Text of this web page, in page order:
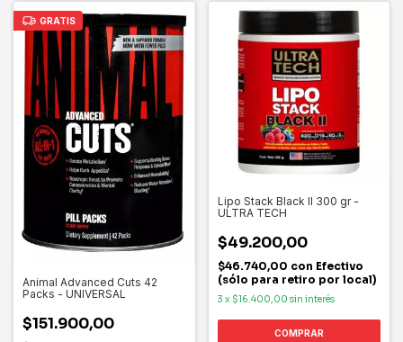
GRATIS
Animal Advanced Cuts 42
Packs - UNIVERSAL
$151.900,00
Lipo Stack Black II 300 gr -
ULTRA TECH
$49.200,00
$46.740,00 con Efectivo
(sólo para retiro por local)
3 x $16.400,00 sin interés